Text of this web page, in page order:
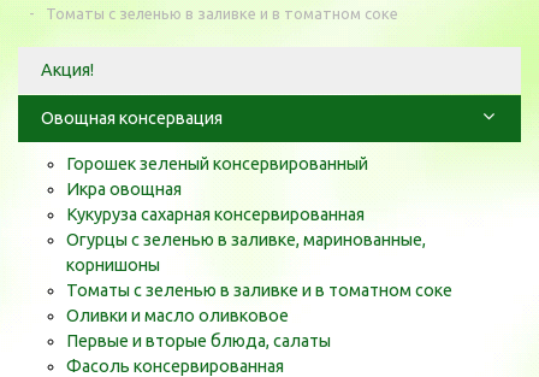
-
Томаты с зеленью в заливке и в томатном соке
Акция!
Овощная консервация
Горошек зеленый консервированный
Икра овощная
Кукуруза сахарная консервированная
Огурцы с зеленью в заливке, маринованные,
корнишоны
Томаты с зеленью в заливке и в томатном соке
Оливки и масло оливковое
Первые и вторые блюда, салаты
Фасоль консервированная